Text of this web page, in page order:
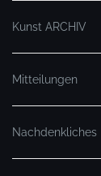
Kunst ARCHIV
Mitteilungen
Nachdenkliches